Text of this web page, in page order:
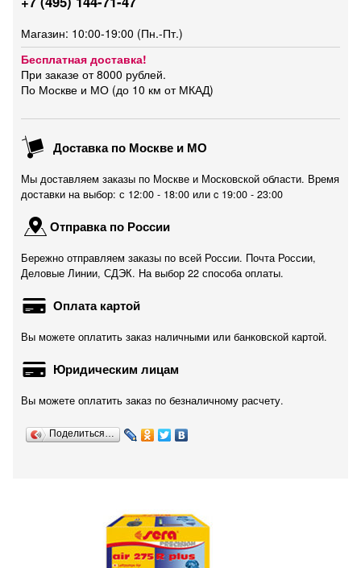
Магазин: 10:00-19:00 (Пн.-Пт.)
Бесплатная доставка!
При заказе от 8000 рублей.
По Москве и МО (до 10 км от МКАД)
Доставка по Москве и МО
Мы доставляем заказы по Москве и Московской области. Время
доставки на выбор: с 12:00 - 18:00 или c 19:00 - 23:00
Отправка по России
Бережно отправляем заказы по всей России. Почта России,
Деловые Линии, СДЭК. На выбор 22 способа оплаты.
Оплата картой
Вы можете оплатить заказ наличными или банковской картой.
Юридическим лицам
Вы можете оплатить заказ по безналичному расчету.
Поделиться…